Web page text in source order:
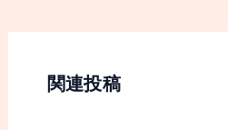
関連投稿